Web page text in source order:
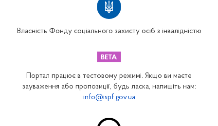
Закарпатське відділення
Запорізьке відділення
Власність Фонду соціального захисту осіб з інвалідністю
Портал працює в тестовому режимі. Якщо ви маєте
зауваження або пропозиції, будь ласка, напишіть нам:
info@ispf.gov.ua